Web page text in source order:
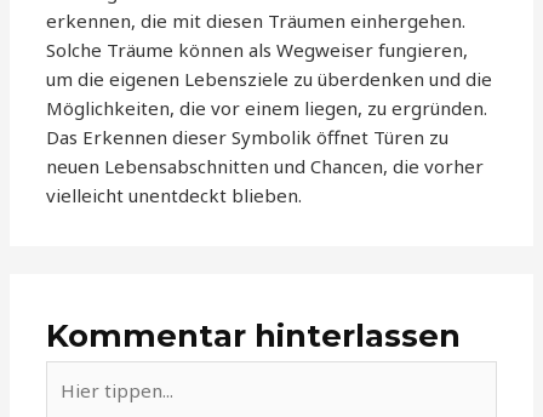
erkennen, die mit diesen Träumen einhergehen.
Solche Träume können als Wegweiser fungieren,
um die eigenen Lebensziele zu überdenken und die
Möglichkeiten, die vor einem liegen, zu ergründen.
Das Erkennen dieser Symbolik öffnet Türen zu
neuen Lebensabschnitten und Chancen, die vorher
vielleicht unentdeckt blieben.
Kommentar hinterlassen
tippen...